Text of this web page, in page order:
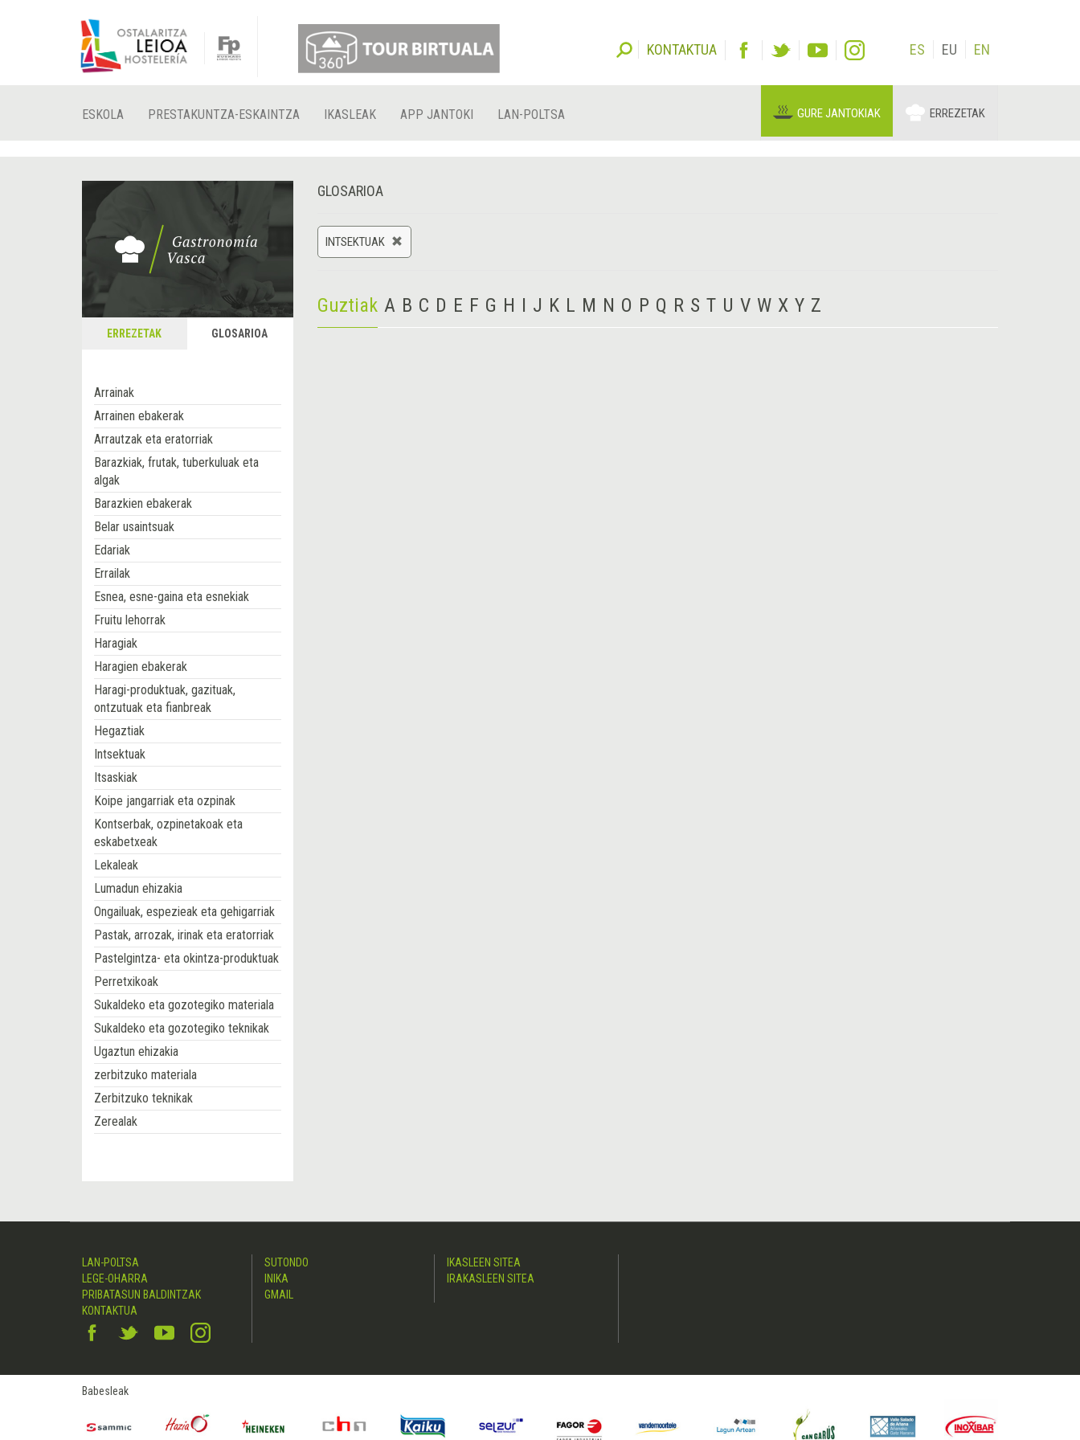
KONTAKTUA ES EU EN
ESKOLA PRESTAKUNTZA-ESKAINTZA IKASLEAK APP JANTOKI LAN-POLTSA GURE JANTOKIAK ERREZETAK
ERREZETAK GLOSARIOA
Arrainak
Arrainen ebakerak
Arrautzak eta eratorriak
Barazkiak, frutak, tuberkuluak eta
algak
Barazkien ebakerak
Belar usaintsuak
Edariak
Errailak
Esnea, esne-gaina eta esnekiak
Fruitu lehorrak
Haragiak
Haragien ebakerak
Haragi-produktuak, gazituak,
ontzutuak eta fianbreak
Hegaztiak
Intsektuak
Itsaskiak
Koipe jangarriak eta ozpinak
Kontserbak, ozpinetakoak eta
eskabetxeak
Lekaleak
Lumadun ehizakia
Ongailuak, espezieak eta gehigarriak
Pastak, arrozak, irinak eta eratorriak
Pastelgintza- eta okintza-produktuak
Perretxikoak
Sukaldeko eta gozotegiko materiala
Sukaldeko eta gozotegiko teknikak
Ugaztun ehizakia
zerbitzuko materiala
Zerbitzuko teknikak
Zerealak
GLOSARIOA
INTSEKTUAK
Guztiak A B C D E F G H I J K L M N O P Q R S T U V W X Y Z
LAN-POLTSA
LEGE-OHARRA
PRIBATASUN BALDINTZAK
KONTAKTUA
SUTONDO
INIKA
GMAIL
IKASLEEN SITEA
IRAKASLEEN SITEA
Babesleak